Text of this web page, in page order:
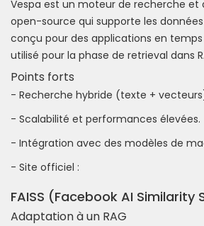
Vespa est un moteur de recherche
open-source qui supporte les
conçu pour des applications en
utilisé pour la phase de retrieval dans
Points forts
- Recherche hybride (texte +
- Scalabilité et performances élevées.
- Intégration avec des modèles de
- Site officiel :
FAISS (Facebook AI Similarity
Adaptation à un RAG